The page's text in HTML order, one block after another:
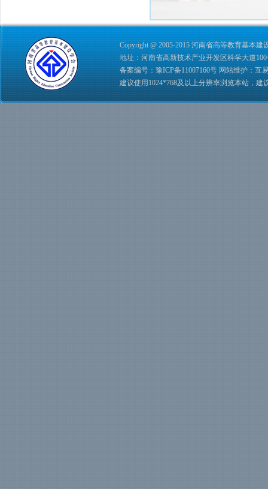
Copyright @ 2005-2015 河南省高等教育基本建
地址：河南省高新技术产业开发区科学大道100
备案编号： 豫ICP备11007160号 网站维护： 互
建议使用1024*768及以上分辨率浏览本站，建